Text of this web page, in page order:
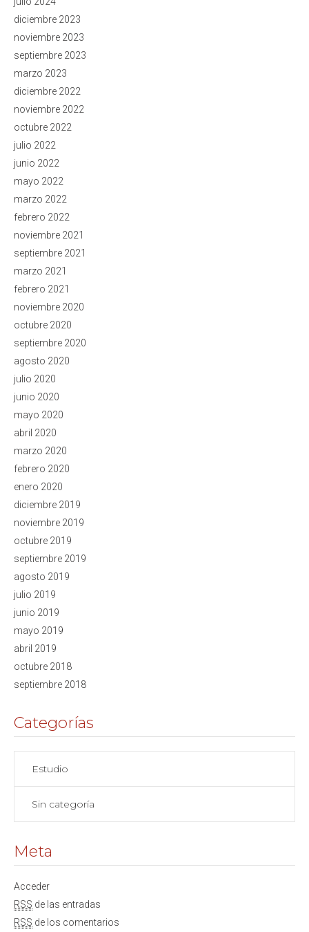
diciembre 2023
noviembre 2023
septiembre 2023
marzo 2023
diciembre 2022
noviembre 2022
octubre 2022
julio 2022
junio 2022
mayo 2022
marzo 2022
febrero 2022
noviembre 2021
septiembre 2021
marzo 2021
febrero 2021
noviembre 2020
octubre 2020
septiembre 2020
agosto 2020
julio 2020
junio 2020
mayo 2020
abril 2020
marzo 2020
febrero 2020
enero 2020
diciembre 2019
noviembre 2019
octubre 2019
septiembre 2019
agosto 2019
julio 2019
junio 2019
mayo 2019
abril 2019
octubre 2018
septiembre 2018
Categorías
Estudio
Sin categoría
Meta
Acceder
RSS de las entradas
RSS de los comentarios